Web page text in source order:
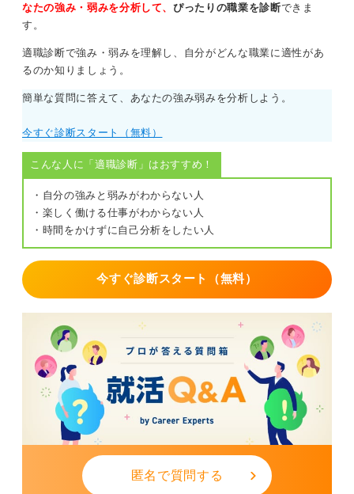
なたの強み・弱みを分析して、ぴったりの職業を診断できま
す。
適職診断で強み・弱みを理解し、自分がどんな職業に適性があ
るのか知りましょう。
簡単な質問に答えて、あなたの強み弱みを分析しよう。
今すぐ診断スタート（無料）
こんな人に「適職診断」はおすすめ！
・自分の強みと弱みがわからない人
・楽しく働ける仕事がわからない人
・時間をかけずに自己分析をしたい人
今すぐ診断スタート（無料）
匿名で質問する